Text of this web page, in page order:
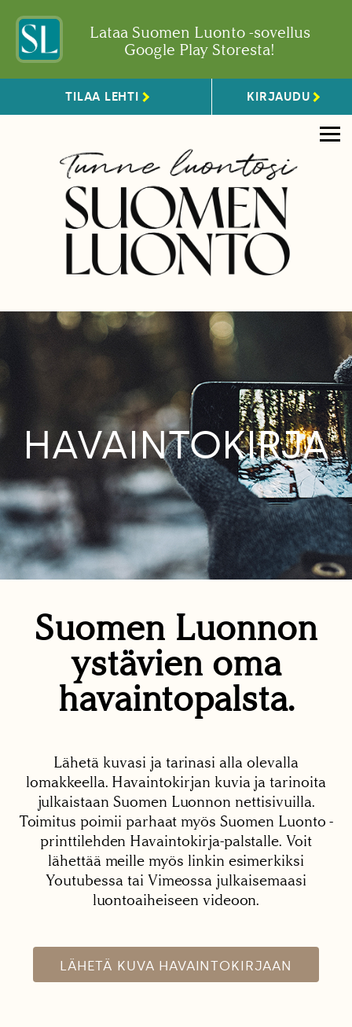
Lataa Suomen Luonto -sovellus
Google Play Storesta!
TILAA LEHTI KIRJAUDU
HAVAINTOKIRJA
Suomen Luonnon
ystävien oma
havaintopalsta.
Lähetä kuvasi ja tarinasi alla olevalla
lomakkeella. Havaintokirjan kuvia ja tarinoita
julkaistaan Suomen Luonnon nettisivuilla.
Toimitus poimii parhaat myös Suomen Luonto -
printtilehden Havaintokirja-palstalle. Voit
lähettää meille myös linkin esimerkiksi
Youtubessa tai Vimeossa julkaisemaasi
luontoaiheiseen videoon.
LÄHETÄ KUVA HAVAINTOKIRJAAN